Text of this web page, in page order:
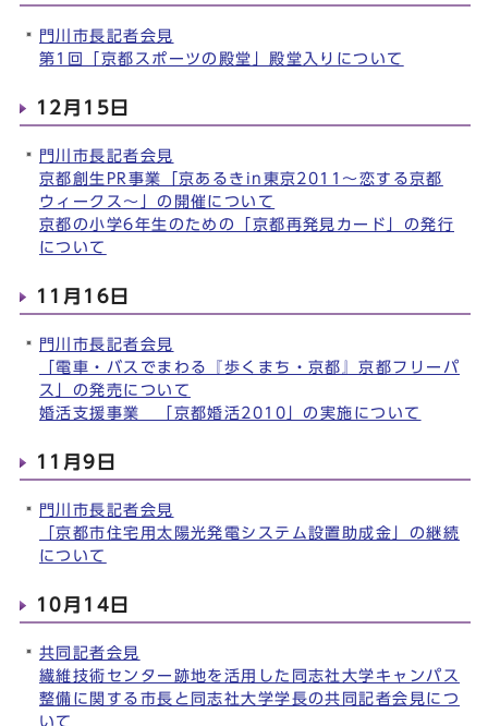
門川市長記者会見
第1回「京都スポーツの殿堂」殿堂入りについて
12月15日
門川市長記者会見
京都創生PR事業「京あるきin東京2011～恋する京都
ウィークス～」の開催について
京都の小学6年生のための「京都再発見カード」の発行
について
11月16日
門川市長記者会見
「電車・バスでまわる『歩くまち・京都』京都フリーパ
ス」の発売について
婚活支援事業 「京都婚活2010」の実施について
11月9日
門川市長記者会見
「京都市住宅用太陽光発電システム設置助成金」の継続
について
10月14日
共同記者会見
繊維技術センター跡地を活用した同志社大学キャンパス
整備に関する市長と同志社大学学長の共同記者会見につ
いて